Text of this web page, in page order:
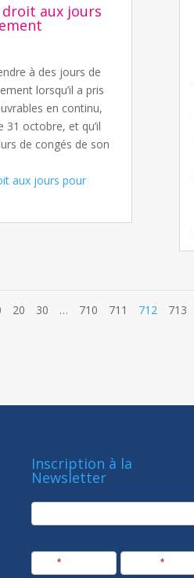
droit aux jours
à des jours de
lorsqu’il a pris
en continu,
31 octobre, et qu’il
de congés de son
aux jours pour
20 30 … 710 711 712 713
Inscription à la
Newsletter
newsletter
* *